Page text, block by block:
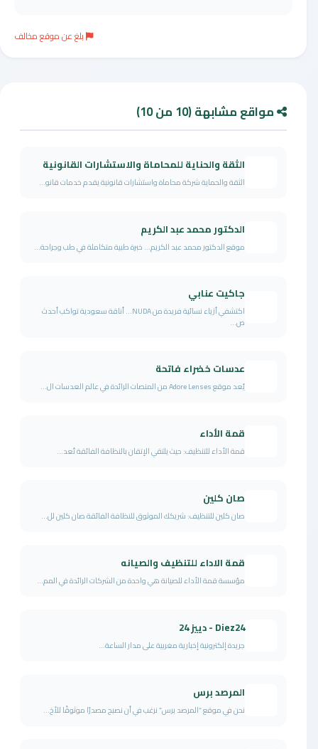
بلغ عن موقع مخالف
مواقع مشابهة (10 من 10)
الثقة والحناية للمحاماة والاستشارات القانونية
الثقة والحماية شركة محاماة واستشارات قانونية يقدم خدمات قانو...
الدكتور محمد عبد الكريم
موقع الدكتور محمد عبد الكريم… خبرة طبية متكاملة في طب وجراحة...
جاكيت عنابي
اكتشفي أزياء نسائية فريدة من NUDA… أناقة سعودية تواكب أحدث
ص...
عدسات خضراء فاتحة
يُعد موقع Adore Lenses من المنصات الرائدة في عالم العدسات ال...
قمة الأداء
قمة الأداء للتنظيف: حيث يلتقي الإتقان بالنظافة الفائقة تُعد...
صان كلين
صان كلين للتنظيف: شريكك الموثوق للنظافة الفائقة صان كلين لل...
قمة الاداء للتنظيف والصيانه
مؤسسة قمة الأداء للصيانة هي واحدة من الشركات الرائدة في المم...
Diez24 - دييز 24
جريدة إلكترونية إخبارية مغربية على مدار الساعة...
المرصد برس
نحن في موقع “المرصد برس” نرغب في أن نصبح مصدرًا موثوقًا للأخ...